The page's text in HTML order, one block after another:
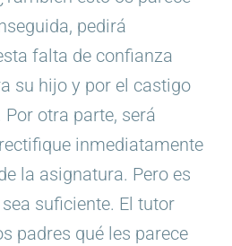
pedirá
falta de confianza
su hijo y por el castigo
otra parte, será
inmediatamente
la asignatura. Pero es
suficiente. El tutor
padres qué les parece